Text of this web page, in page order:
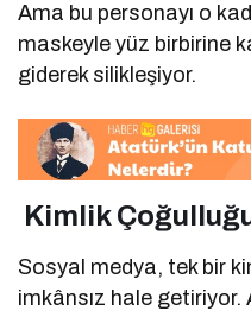
Ama bu personayı o
maskeyle yüz birbirine
giderek silikleşiyor.
Kimlik
Sosyal medya, tek bir
imkânsız hale getiriyor.